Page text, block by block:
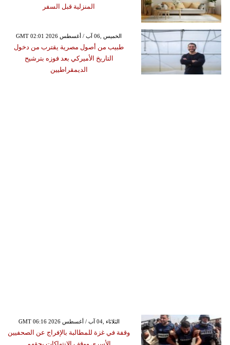
المنزلية قبل السفر
GMT 02:01 2026 الخميس ,06 آب / أغسطس
طبيب من أصول مصرية يقترب من دخول
التاريخ الأميركي بعد فوزه بترشيح
الديمقراطيين
GMT 06:16 2026 الثلاثاء ,04 آب / أغسطس
وقفة في غزة للمطالبة بالإفراج عن الصحفيين